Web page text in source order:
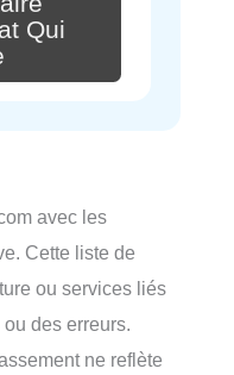
Qui
avec les
Cette liste de
ou services liés
des erreurs.
ne reflète